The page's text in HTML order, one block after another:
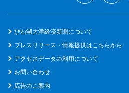
びわ湖大津経済新聞について
プレスリリース・情報提供はこちらから
アクセスデータの利用について
お問い合わせ
広告のご案内